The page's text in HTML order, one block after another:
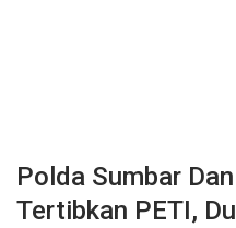
Polda Sumbar
Tertibkan PETI,